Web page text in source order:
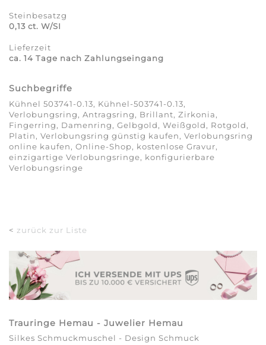
Steinbesatzg
0,13 ct. W/SI
Lieferzeit
ca. 14 Tage nach Zahlungseingang
Suchbegriffe
Kühnel 503741-0.13, Kühnel-503741-0.13,
Verlobungsring, Antragsring, Brillant, Zirkonia,
Fingerring, Damenring, Gelbgold, Weißgold, Rotgold,
Platin, Verlobungsring günstig kaufen, Verlobungsring
online kaufen, Online-Shop, kostenlose Gravur,
einzigartige Verlobungsringe, konfigurierbare
Verlobungsringe
< zurück zur Liste
Trauringe Hemau - Juwelier Hemau
Silkes Schmuckmuschel - Design Schmuck